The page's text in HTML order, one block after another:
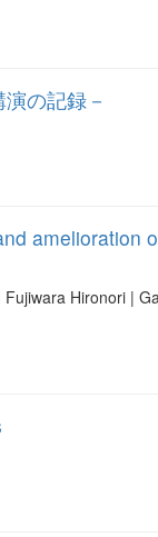
の記録－
amelioration
Hironori |